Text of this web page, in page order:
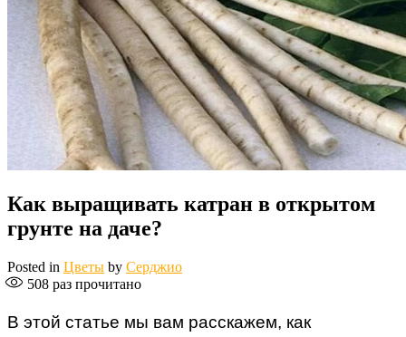
Как выращивать катран в открытом
грунте на даче?
Posted in Цветы by Серджио
508 раз прочитано
В этой статье мы вам расскажем, как